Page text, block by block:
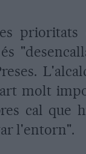
molt
cal que
l'entorn".